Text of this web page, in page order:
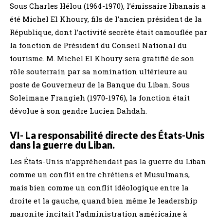
Sous Charles Hélou (1964-1970), l’émissaire libanais a
été Michel El Khoury, fils de l’ancien président de la
République, dont l’activité secrète était camouflée par
la fonction de Président du Conseil National du
tourisme. M. Michel El Khoury sera gratifié de son
rôle souterrain par sa nomination ultérieure au
poste de Gouverneur de la Banque du Liban. Sous
Soleimane Frangieh (1970-1976), la fonction était
dévolue à son gendre Lucien Dahdah.
VI- La responsabilité directe des États-Unis
dans la guerre du Liban.
Les États-Unis n’appréhendait pas la guerre du Liban
comme un conflit entre chrétiens et Musulmans,
mais bien comme un conflit idéologique entre la
droite et la gauche, quand bien même le leadership
maronite incitait l’administration américaine à